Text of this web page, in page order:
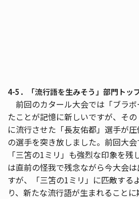
4-5．「流行語を生みそう」部門トッ
前回のカタール大会では「ブラ
たことが記憶に新しいですが、そ
に流行させた「長友佑都」選手が
の選手を突き放しました。前回大
「三笘の1ミリ」も強烈な印象を
は直前の怪我で残念ながら今大会
すが、「三笘の1ミリ」に匹敵する
り、新たな流行語が生まれることに